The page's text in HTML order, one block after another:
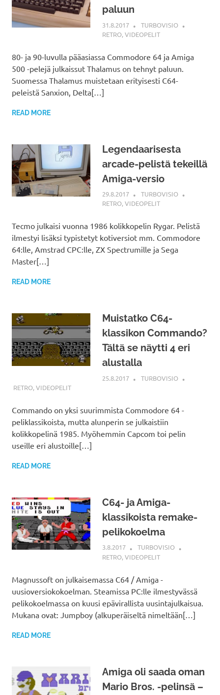
paluun
31.8.2017
TURBOVISIO
RETRO,VIDEOPELIT
80- ja 90-luvulla pääasiassa Commodore 64 ja Amiga
500 -pelejä julkaissut Thalamus on tehnyt paluun.
Suomessa Thalamus muistetaan erityisesti C64-
peleistä Sanxion, Delta[…]
READ MORE
Legendaarisesta
arcade-pelistä tekeillä
Amiga-versio
29.8.2017
TURBOVISIO
RETRO,VIDEOPELIT
Tecmo julkaisi vuonna 1986 kolikkopelin Rygar. Pelistä
ilmestyi lisäksi typistetyt kotiversiot mm. Commodore
64:lle, Amstrad CPC:lle, ZX Spectrumille ja Sega
Master[…]
READ MORE
Muistatko C64-
klassikon Commando?
Tältä se näytti 4 eri
alustalla
25.8.2017
TURBOVISIO
RETRO,VIDEOPELIT
Commando on yksi suurimmista Commodore 64 -
peliklassikoista, mutta alunperin se julkaistiin
kolikkopelinä 1985. Myöhemmin Capcom toi pelin
useille eri alustoille[…]
READ MORE
C64- ja Amiga-
klassikoista remake-
pelikokoelma
3.8.2017
TURBOVISIO
RETRO,VIDEOPELIT
Magnussoft on julkaisemassa C64 / Amiga -
uusioversiokokoelman. Steamissa PC:lle ilmestyvässä
pelikokoelmassa on kuusi epävirallista uusintajulkaisua.
Mukana ovat: Jumpboy (alkuperäiseltä nimeltään[…]
READ MORE
Amiga oli saada oman
Mario Bros. -pelinsä –